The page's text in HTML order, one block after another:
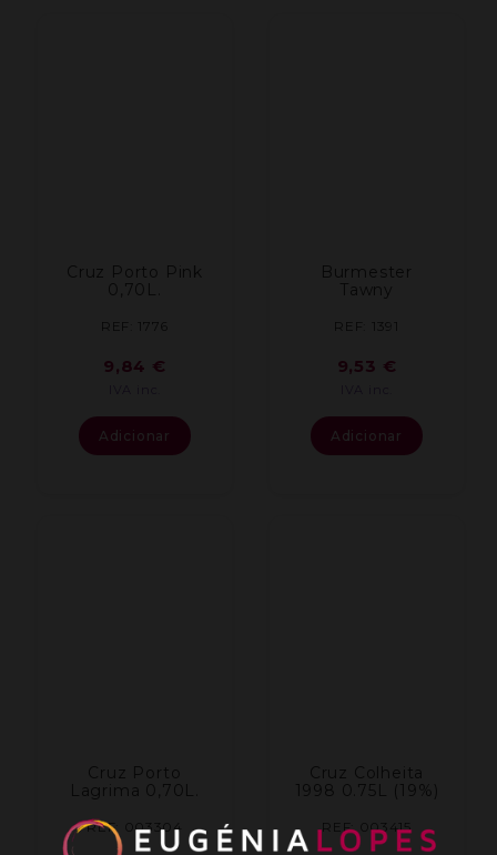
Cruz Porto Pink
0,70L.
REF: 1776
9,84 €
Adicionar
Burmester
Tawny
REF: 1391
9,53 €
Adicionar
Cruz Porto
Lagrima 0,70L.
REF: 003304
Cruz Colheita
1998 0.75L (19%)
REF: 003415